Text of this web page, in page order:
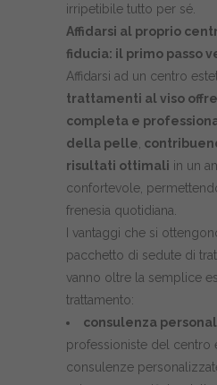
irripetibile tutto per sé.
Affidarsi al proprio
fiducia: il primo passo
Affidarsi ad un centro
trattamenti al viso
completa e
della pelle
risultati ottimali in un
confortevole,
frenesia quotidiana.
I vantaggi che si
pacchetto di sedute di
vanno oltre la semplice
trattamento:
consulenza
professioniste del centro
consulenze